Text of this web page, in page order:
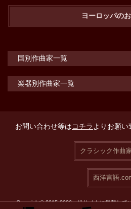
ヨーロッパの
国別作曲家一覧
楽器別作曲家一覧
お問い合わせ等はコチラよりお願い
クラシック作曲
西洋言語
Copyright© 2015-2026 当サイトに掲載して